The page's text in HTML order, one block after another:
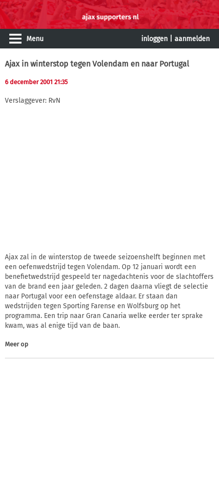
Menu inloggen aanmelden
Ajax in winterstop tegen Volendam en naar Portugal
6 december 2001 21:35
Verslaggever: RvN
Ajax zal in de winterstop de tweede seizoenshelft beginnen met
een oefenwedstrijd tegen Volendam. Op 12 januari wordt een
benefietwedstrijd gespeeld ter nagedachtenis voor de slachtoffers
van de brand een jaar geleden. 2 dagen daarna vliegt de selectie
naar Portugal voor een oefenstage aldaar. Er staan dan
wedstrijden tegen Sporting Farense en Wolfsburg op het
programma. Een trip naar Gran Canaria welke eerder ter sprake
kwam, was al enige tijd van de baan.
Meer op